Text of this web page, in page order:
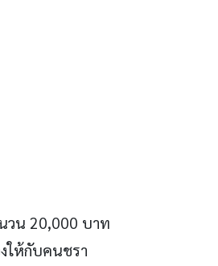
วน 20,000 บาท
ให้กับคนชรา